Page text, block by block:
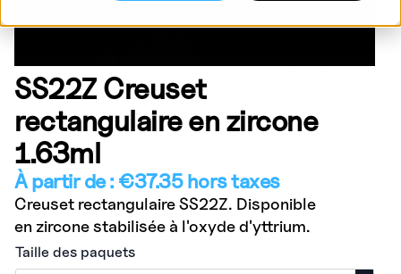
SS22Z Creuset
rectangulaire en zircone
1.63ml
À partir de : €37.35hors taxes
Creuset rectangulaire SS22Z. Disponible
en zircone stabilisée à l'oxyde d'yttrium.
Taille des paquets